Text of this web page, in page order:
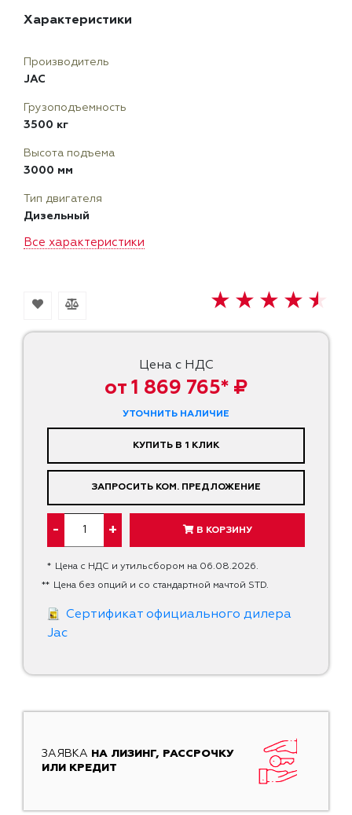
Цена с НДС
от 1 869 765* ₽
УТОЧНИТЬ НАЛИЧИЕ
КУПИТЬ В 1 КЛИК
ЗАПРОСИТЬ КОМ. ПРЕДЛОЖЕНИЕ
- + В КОРЗИНУ
* Цена с НДС и утильсбором на 06.08.2026.
** Цена без опций и со стандартной мачтой STD.
Сертификат официального дилера
Jac
Характеристики
Все характеристики
Производитель
JAC
Грузоподъемность
3500 кг
Высота подъема
3000 мм
Тип двигателя
Дизельный
ЗАЯВКА НА ЛИЗИНГ, РАССРОЧКУ
ИЛИ КРЕДИТ